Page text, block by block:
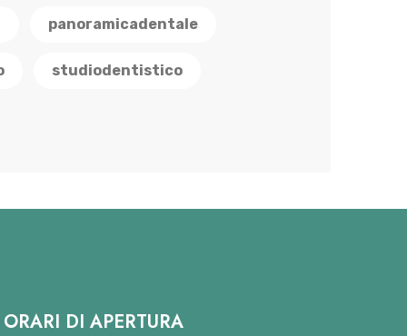
panoramicadentale
studiodentistico
ORARI DI APERTURA